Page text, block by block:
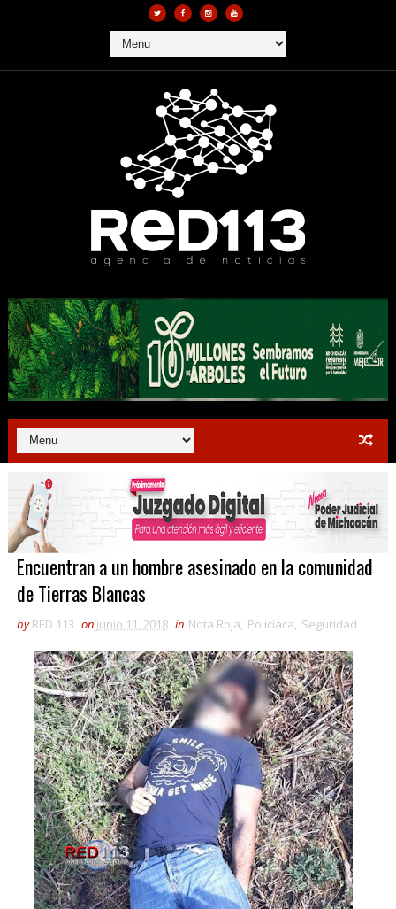
Encuentran a un hombre asesinado en la comunidad
de Tierras Blancas
by RED 113 on junio 11, 2018 in Nota Roja, Policiaca, Seguridad